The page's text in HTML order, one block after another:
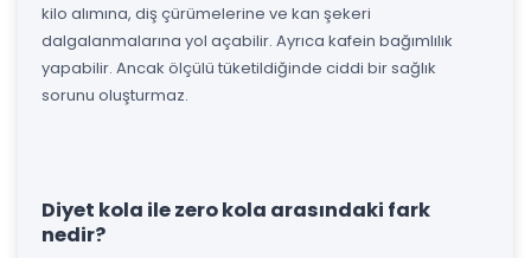
kilo alımına, diş çürümelerine ve kan şekeri
dalgalanmalarına yol açabilir. Ayrıca kafein bağımlılık
yapabilir. Ancak ölçülü tüketildiğinde ciddi bir sağlık
sorunu oluşturmaz.
Diyet kola ile zero kola arasındaki fark
nedir?